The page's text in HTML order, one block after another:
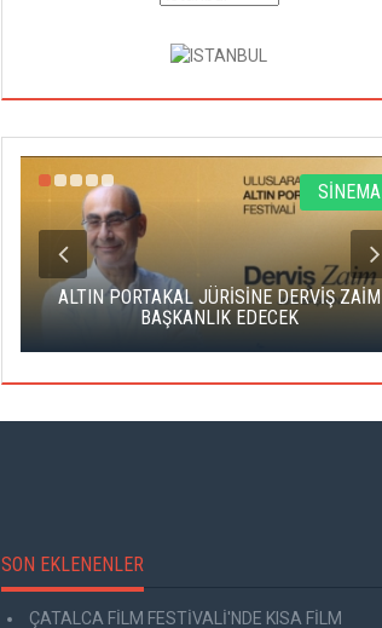
SİNEMA
ALTIN PORTAKAL JÜRİSİNE DERVİŞ ZAİM
BAŞKANLIK EDECEK
SON EKLENENLER
ÇATALCA FİLM FESTİVALİ'NDE KISA FİLM